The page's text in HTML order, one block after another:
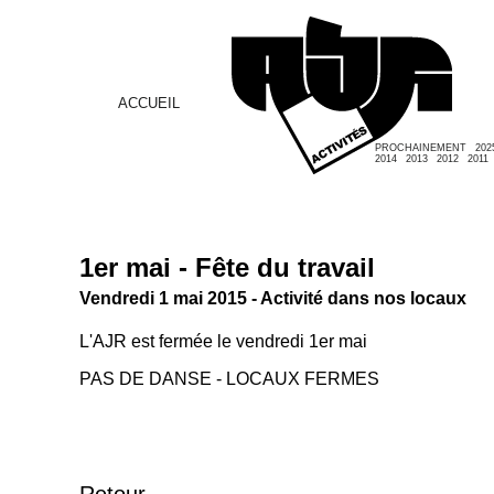
ACCUEIL
PROCHAINEMENT
2014
2013 2012 2011
1er mai - Fête du travail
Vendredi 1 mai 2015 - Activité dans nos locaux
L'AJR est fermée le vendredi 1er mai
PAS DE DANSE - LOCAUX FERMES